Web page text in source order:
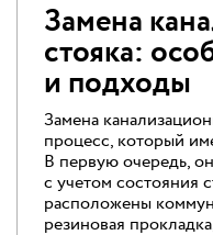
Замена
стояка:
и подходы
Замена
процесс, который
В первую очередь,
с учетом состояния
расположены
резиновая